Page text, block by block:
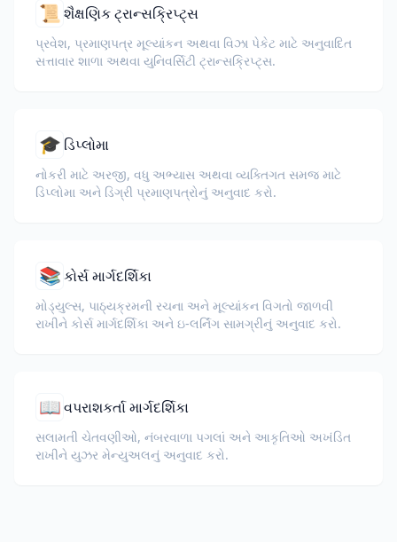
📜 શૈક્ષણિક ટ્રાન્સક્રિપ્ટ્સ
પ્રવેશ, પ્રમાણપત્ર મૂલ્યાંકન અથવા વિઝા પેકેટ માટે અનુવાદિત
સત્તાવાર શાળા અથવા યુનિવર્સિટી ટ્રાન્સક્રિપ્ટ્સ.
🎓 ડિપ્લોમા
નોકરી માટે અરજી, વધુ અભ્યાસ અથવા વ્યક્તિગત સમજ માટે
ડિપ્લોમા અને ડિગ્રી પ્રમાણપત્રોનું અનુવાદ કરો.
📚કોર્સ માર્ગદર્શિકા
મોડ્યુલ્સ, પાઠ્યક્રમની રચના અને મૂલ્યાંકન વિગતો જાળવી
રાખીને કોર્સ માર્ગદર્શિકા અને ઇ-લર્નિંગ સામગ્રીનું અનુવાદ કરો.
📖વપરાશકર્તા માર્ગદર્શિકા
સલામતી ચેતવણીઓ, નંબરવાળા પગલાં અને આકૃતિઓ અખંડિત
રાખીને યુઝર મેન્યુઅલનું અનુવાદ કરો.